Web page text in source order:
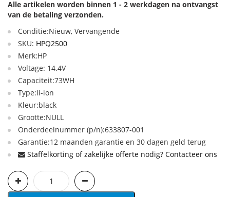
Alle artikelen worden binnen 1 - 2 werkdagen na ontvangst
van de betaling verzonden.
Conditie:Nieuw, Vervangende
SKU: HPQ2500
Merk:HP
Voltage: 14.4V
Capaciteit:73WH
Type:li-ion
Kleur:black
Grootte:NULL
Onderdeelnummer (p/n):633807-001
Garantie:12 maanden garantie en 30 dagen geld terug
Staffelkorting of zakelijke offerte nodig? Contacteer ons